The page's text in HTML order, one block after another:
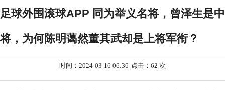
足球外围滚球APP 同为举义名将，曾泽生是中
将，为何陈明蔼然董其武却是上将军衔？
时间：2024-03-16 06:36 点击：62 次